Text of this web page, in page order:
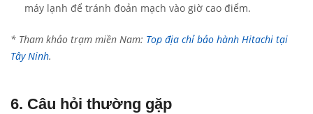
máy lạnh để tránh đoản mạch vào giờ cao điểm.
* Tham khảo trạm miền Nam: Top địa chỉ bảo hành Hitachi tại
Tây Ninh.
6. Câu hỏi thường gặp